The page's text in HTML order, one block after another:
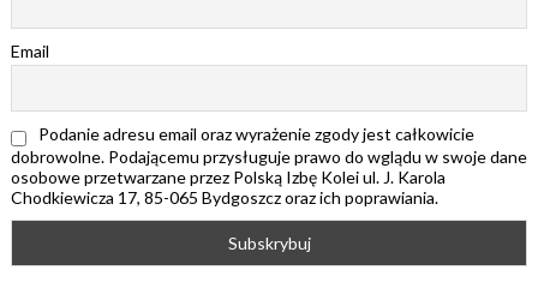
Email
Podanie adresu email oraz wyrażenie zgody jest całkowicie
dobrowolne. Podającemu przysługuje prawo do wglądu w swoje dane
osobowe przetwarzane przez Polską Izbę Kolei ul. J. Karola
Chodkiewicza 17, 85-065 Bydgoszcz oraz ich poprawiania.